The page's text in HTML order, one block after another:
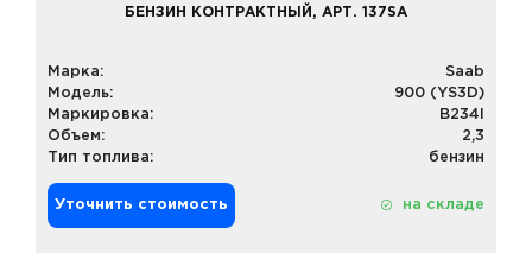
БЕНЗИН КОНТРАКТНЫЙ, АРТ. 137SA
Марка:
Saab
Модель:
900 (YS3D)
Маркировка:
B234I
Объем:
2,3
Тип топлива:
бензин
Уточнить стоимость на складе